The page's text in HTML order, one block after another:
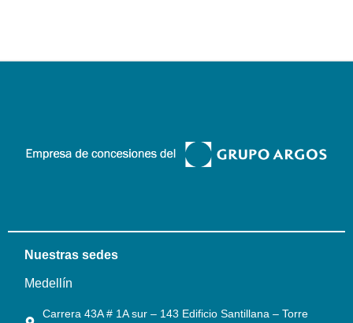
Nuestras sedes
Medellín
Carrera 43A # 1A sur – 143 Edificio Santillana – Torre